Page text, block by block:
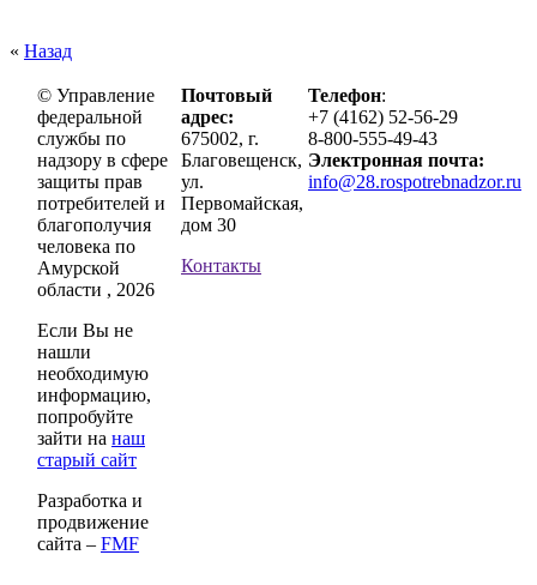
« Назад
© Управление
федеральной
службы по
надзору в сфере
защиты прав
потребителей и
благополучия
человека по
Амурской
области , 2026
Если Вы не
нашли
необходимую
информацию,
попробуйте
зайти на наш
старый сайт
Разработка и
продвижение
сайта – FMF
Почтовый
адрес:
675002, г.
Благовещенск,
ул.
Первомайская,
дом 30
Контакты
Телефон:
+7 (4162) 52-56-29
8-800-555-49-43
Электронная почта:
info@28.rospotrebnadzor.ru